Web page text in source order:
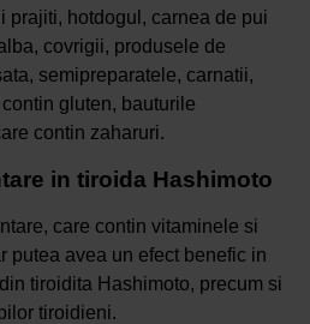
prajiti, hotdogul, carnea de pui
covrigii, produsele de
semipreparatele, carnatii,
gluten, bauturile
contin zaharuri.
in tiroida Hashimoto
care contin vitaminele si
putea avea un efect benefic in
tiroidita Hashimoto, precum si
tiroidieni.